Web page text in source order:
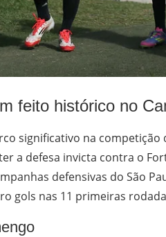
feito histórico no
significativo na
a defesa invicta contra o
defensivas do São
gols nas 11 primeiras